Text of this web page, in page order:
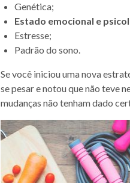
Genética;
Estado emocional e
Estresse;
Padrão do sono.
Se você iniciou uma nova
se pesar e notou que não teve
mudanças não tenham dado